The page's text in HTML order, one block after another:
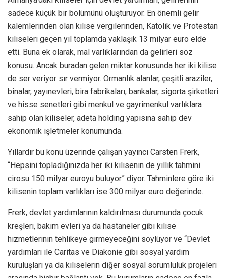
sadece küçük bir bölümünü oluşturuyor. En önemli gelir
kalemlerinden olan kilise vergilerinden, Katolik ve Protestan
kiliseleri geçen yıl toplamda yaklaşık 13 milyar euro elde
etti. Buna ek olarak, mal varlıklarından da gelirleri söz
konusu. Ancak buradan gelen miktar konusunda her iki kilise
de ser veriyor sır vermiyor. Ormanlık alanlar, çeşitli araziler,
binalar, yayınevleri, bira fabrikaları, bankalar, sigorta şirketleri
ve hisse senetleri gibi menkul ve gayrimenkul varlıklara
sahip olan kiliseler, adeta holding yapısına sahip dev
ekonomik işletmeler konumunda.
Yıllardır bu konu üzerinde çalışan yayıncı Carsten Frerk,
“Hepsini topladığınızda her iki kilisenin de yıllık tahmini
cirosu 150 milyar euroyu buluyor” diyor. Tahminlere göre iki
kilisenin toplam varlıkları ise 300 milyar euro değerinde.
Frerk, devlet yardımlarının kaldırılması durumunda çocuk
kreşleri, bakım evleri ya da hastaneler gibi kilise
hizmetlerinin tehlikeye girmeyeceğini söylüyor ve “Devlet
yardımları ile Caritas ve Diakonie gibi sosyal yardım
kuruluşları ya da kiliselerin diğer sosyal sorumluluk projeleri